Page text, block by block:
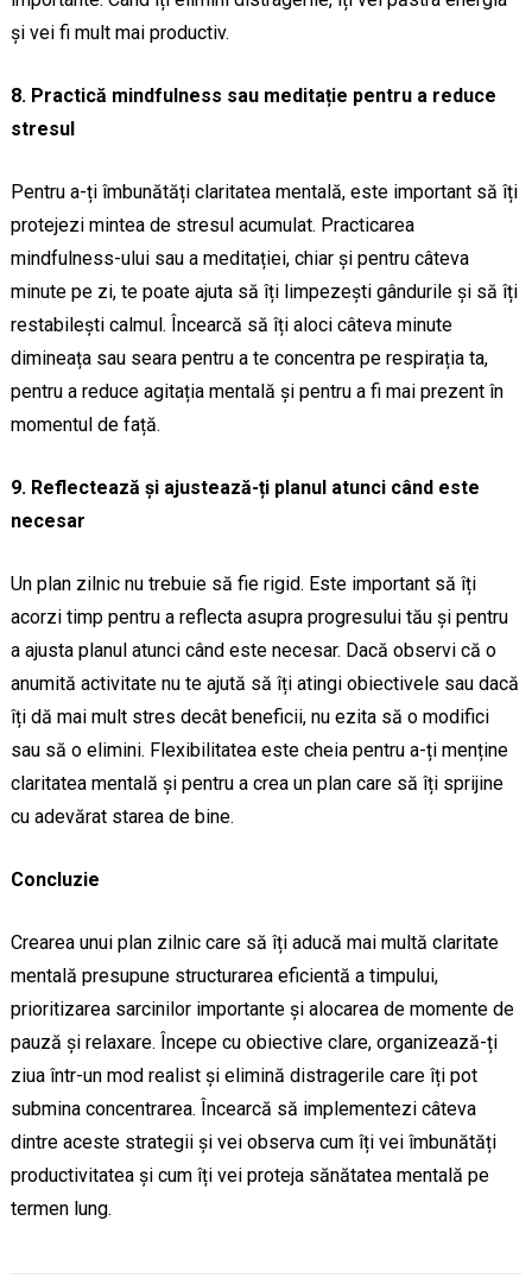
și vei fi mult mai productiv.
8. Practică mindfulness sau meditație pentru a reduce
stresul
Pentru a-ți îmbunătăți claritatea mentală, este important să îți
protejezi mintea de stresul acumulat. Practicarea
mindfulness-ului sau a meditației, chiar și pentru câteva
minute pe zi, te poate ajuta să îți limpezești gândurile și să îți
restabilești calmul. Încearcă să îți aloci câteva minute
dimineața sau seara pentru a te concentra pe respirația ta,
pentru a reduce agitația mentală și pentru a fi mai prezent în
momentul de față.
9. Reflectează și ajustează-ți planul atunci când este
necesar
Un plan zilnic nu trebuie să fie rigid. Este important să îți
acorzi timp pentru a reflecta asupra progresului tău și pentru
a ajusta planul atunci când este necesar. Dacă observi că o
anumită activitate nu te ajută să îți atingi obiectivele sau dacă
îți dă mai mult stres decât beneficii, nu ezita să o modifici
sau să o elimini. Flexibilitatea este cheia pentru a-ți menține
claritatea mentală și pentru a crea un plan care să îți sprijine
cu adevărat starea de bine.
Concluzie
Crearea unui plan zilnic care să îți aducă mai multă claritate
mentală presupune structurarea eficientă a timpului,
prioritizarea sarcinilor importante și alocarea de momente de
pauză și relaxare. Începe cu obiective clare, organizează-ți
ziua într-un mod realist și elimină distragerile care îți pot
submina concentrarea. Încearcă să implementezi câteva
dintre aceste strategii și vei observa cum îți vei îmbunătăți
productivitatea și cum îți vei proteja sănătatea mentală pe
termen lung.